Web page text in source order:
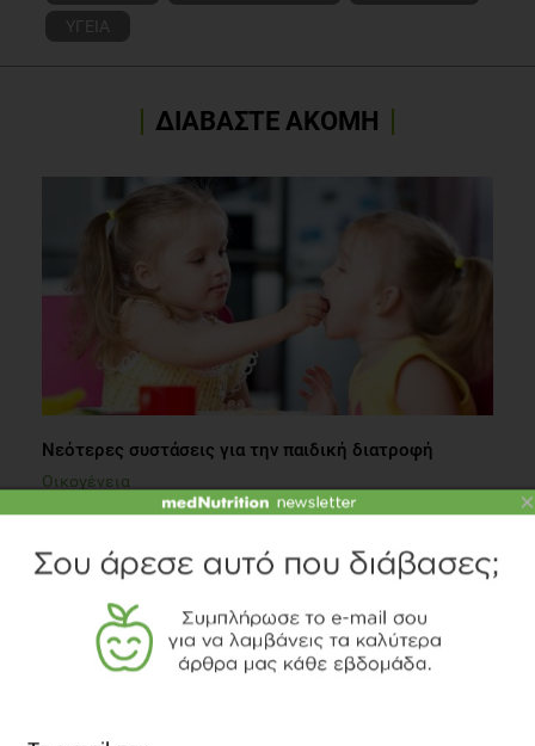
ΥΓΕΙΑ
ΔΙΑΒΑΣΤΕ ΑΚΟΜΗ
Νεότερες συστάσεις για την παιδική διατροφή
Οικογένεια
4 λεπτά να διαβαστεί
×